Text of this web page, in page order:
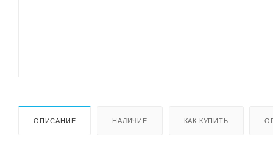
ОПИСАНИЕ НАЛИЧИЕ КАК КУПИТЬ